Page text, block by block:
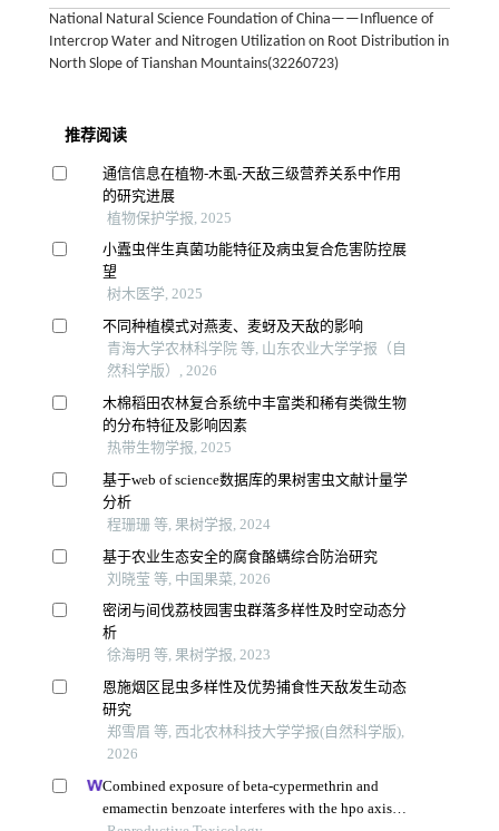
National Natural Science Foundation of China——Influence of
Intercrop Water and Nitrogen Utilization on Root Distribution in
North Slope of Tianshan Mountains(32260723)